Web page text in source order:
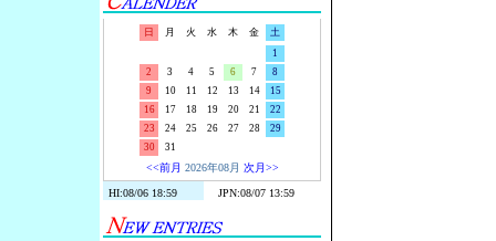
日 月 火 水 木 金
土
1
2
3 4 5 6 7
8
9
10 11 12 13 14
15
16
17 18 19 20 21
22
23
24 25 26 27 28
29
30
31
<<前月 2026年08月 次月>>